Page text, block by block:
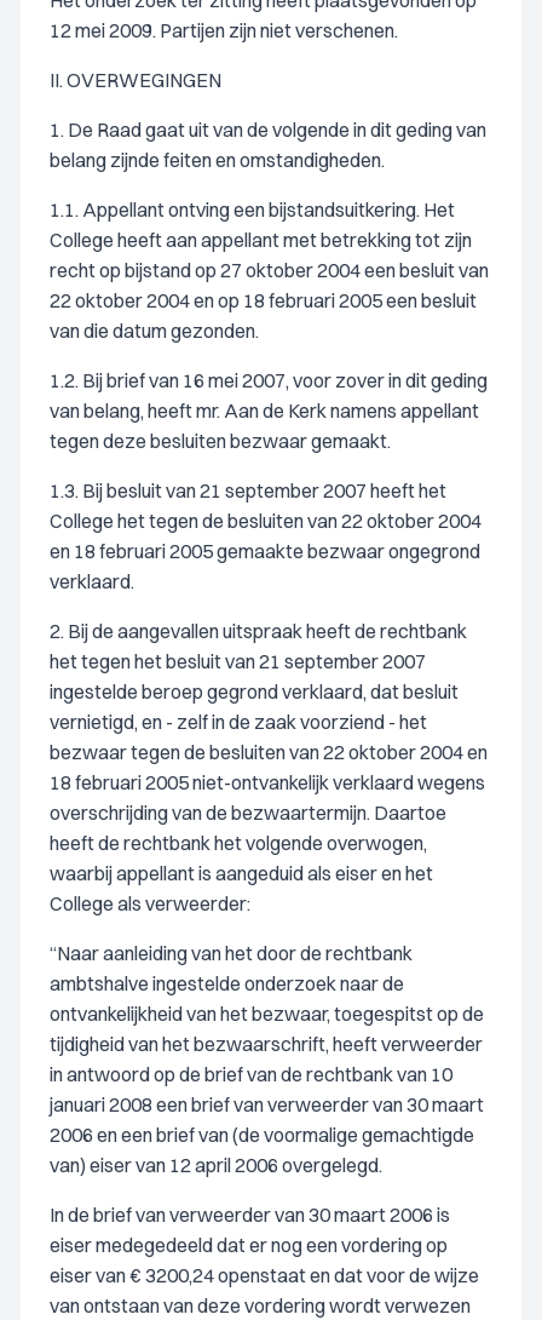
12 mei 2009. Partijen zijn niet verschenen.
II. OVERWEGINGEN
1. De Raad gaat uit van de volgende in dit geding van
belang zijnde feiten en omstandigheden.
1.1. Appellant ontving een bijstandsuitkering. Het
College heeft aan appellant met betrekking tot zijn
recht op bijstand op 27 oktober 2004 een besluit van
22 oktober 2004 en op 18 februari 2005 een besluit
van die datum gezonden.
1.2. Bij brief van 16 mei 2007, voor zover in dit geding
van belang, heeft mr. Aan de Kerk namens appellant
tegen deze besluiten bezwaar gemaakt.
1.3. Bij besluit van 21 september 2007 heeft het
College het tegen de besluiten van 22 oktober 2004
en 18 februari 2005 gemaakte bezwaar ongegrond
verklaard.
2. Bij de aangevallen uitspraak heeft de rechtbank
het tegen het besluit van 21 september 2007
ingestelde beroep gegrond verklaard, dat besluit
vernietigd, en - zelf in de zaak voorziend - het
bezwaar tegen de besluiten van 22 oktober 2004 en
18 februari 2005 niet-ontvankelijk verklaard wegens
overschrijding van de bezwaartermijn. Daartoe
heeft de rechtbank het volgende overwogen,
waarbij appellant is aangeduid als eiser en het
College als verweerder:
“Naar aanleiding van het door de rechtbank
ambtshalve ingestelde onderzoek naar de
ontvankelijkheid van het bezwaar, toegespitst op de
tijdigheid van het bezwaarschrift, heeft verweerder
in antwoord op de brief van de rechtbank van 10
januari 2008 een brief van verweerder van 30 maart
2006 en een brief van (de voormalige gemachtigde
van) eiser van 12 april 2006 overgelegd.
In de brief van verweerder van 30 maart 2006 is
eiser medegedeeld dat er nog een vordering op
eiser van € 3200,24 openstaat en dat voor de wijze
van ontstaan van deze vordering wordt verwezen